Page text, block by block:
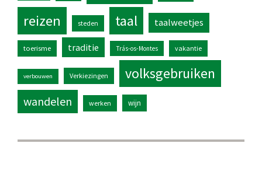
reizen steden taal taalweetjes
toerisme traditie Trás-os-Montes vakantie
verbouwen Verkiezingen volksgebruiken
wandelen werken wijn